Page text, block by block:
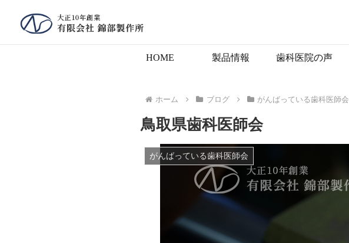
HOME 製品情報 歯科医院の声
ホーム ブログ がんばっている歯科医師会
鳥取県歯科医師会
がんばっている歯科医師会